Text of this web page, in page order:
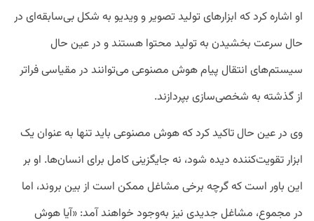
او اشاره کرد که ابزارهای تولید تصویر و ویدیو به شکل بی‌سابقه‌ای در
حال سرعت بخشیدن به تولید محتوا هستند و در عین حال
سیستم‌های انتقال پیام هوش مصنوعی می‌توانند در مقیاسی فراتر
از گذشته به شخصی‌سازی بپردازند.
وی در عین حال تاکید کرد که هوش مصنوعی باید تنها به عنوان یک
ابزار تقویت‌کننده دیده شود، نه جایگزینی کامل برای انسان‌ها. او بر
این باور است که گرچه برخی مشاغل ممکن است از بین بروند، اما
در مجموع، مشاغل جدیدی نیز به‌وجود خواهند آمد: «آیا هوش